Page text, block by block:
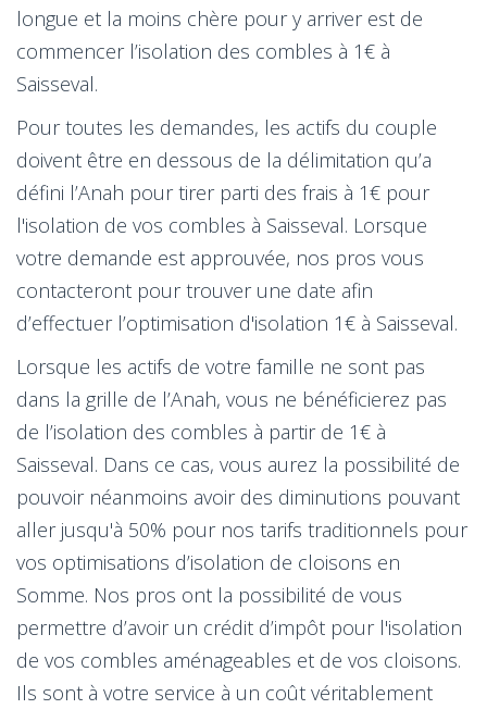
longue et la moins chère pour y arriver est de
commencer l’isolation des combles à 1€ à
Saisseval.
Pour toutes les demandes, les actifs du couple
doivent être en dessous de la délimitation qu’a
défini l’Anah pour tirer parti des frais à 1€ pour
l'isolation de vos combles à Saisseval. Lorsque
votre demande est approuvée, nos pros vous
contacteront pour trouver une date afin
d’effectuer l’optimisation d'isolation 1€ à Saisseval.
Lorsque les actifs de votre famille ne sont pas
dans la grille de l’Anah, vous ne bénéficierez pas
de l’isolation des combles à partir de 1€ à
Saisseval. Dans ce cas, vous aurez la possibilité de
pouvoir néanmoins avoir des diminutions pouvant
aller jusqu'à 50% pour nos tarifs traditionnels pour
vos optimisations d’isolation de cloisons en
Somme. Nos pros ont la possibilité de vous
permettre d’avoir un crédit d’impôt pour l'isolation
de vos combles aménageables et de vos cloisons.
Ils sont à votre service à un coût véritablement